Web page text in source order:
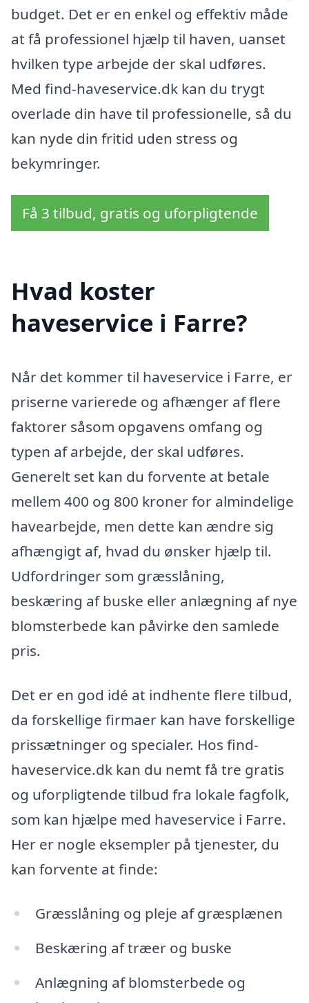
budget. Det er en enkel og effektiv måde
at få professionel hjælp til haven, uanset
hvilken type arbejde der skal udføres.
Med find-haveservice.dk kan du trygt
overlade din have til professionelle, så du
kan nyde din fritid uden stress og
bekymringer.
Få 3 tilbud, gratis og uforpligtende
Hvad koster
haveservice i Farre?
Når det kommer til haveservice i Farre, er
priserne varierede og afhænger af flere
faktorer såsom opgavens omfang og
typen af arbejde, der skal udføres.
Generelt set kan du forvente at betale
mellem 400 og 800 kroner for almindelige
havearbejde, men dette kan ændre sig
afhængigt af, hvad du ønsker hjælp til.
Udfordringer som græsslåning,
beskæring af buske eller anlægning af nye
blomsterbede kan påvirke den samlede
pris.
Det er en god idé at indhente flere tilbud,
da forskellige firmaer kan have forskellige
prissætninger og specialer. Hos find-
haveservice.dk kan du nemt få tre gratis
og uforpligtende tilbud fra lokale fagfolk,
som kan hjælpe med haveservice i Farre.
Her er nogle eksempler på tjenester, du
kan forvente at finde:
Græsslåning og pleje af græsplænen
Beskæring af træer og buske
Anlægning af blomsterbede og